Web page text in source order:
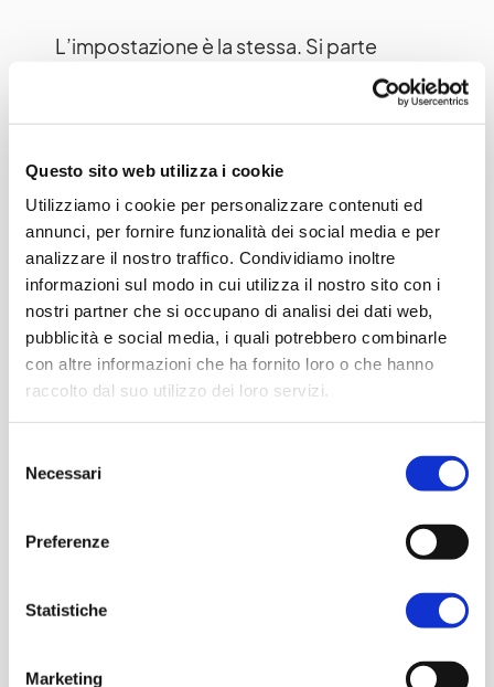
Questo sito web utilizza i cookie
Utilizziamo i cookie per personalizzare contenuti ed
annunci, per fornire funzionalità dei social media e per
analizzare il nostro traffico. Condividiamo inoltre
informazioni sul modo in cui utilizza il nostro sito con i
nostri partner che si occupano di analisi dei dati web,
pubblicità e social media, i quali potrebbero combinarle
con altre informazioni che ha fornito loro o che hanno
raccolto dal suo utilizzo dei loro servizi.
policy
delNecessari
Preferenze
Statistiche
Marketing
L’impostazione è la stessa. Si parte
sempre dalle linee guida ministeriali, che
di mantenimento della salute
considerate eventuali patologie o
difficoltà di deglutizione o ingestione.
L’appetibilità resta centrale: il cibo è
veicolo di piacere, di emozioni, di
ricordi. Per questo abbiamo lavorato
molto per ricreare menu tradizionali,
altrove.